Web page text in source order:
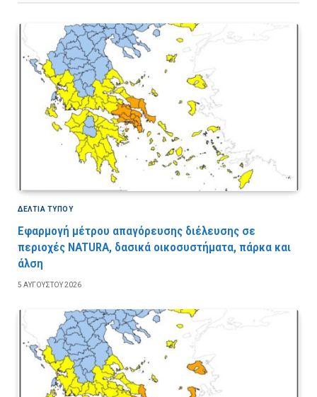
ΔΕΛΤΙΑ ΤΥΠΟΥ
Εφαρμογή μέτρου απαγόρευσης διέλευσης σε
περιοχές NATURA, δασικά οικοσυστήματα, πάρκα και
άλση
5 ΑΥΓΟΎΣΤΟΥ 2026